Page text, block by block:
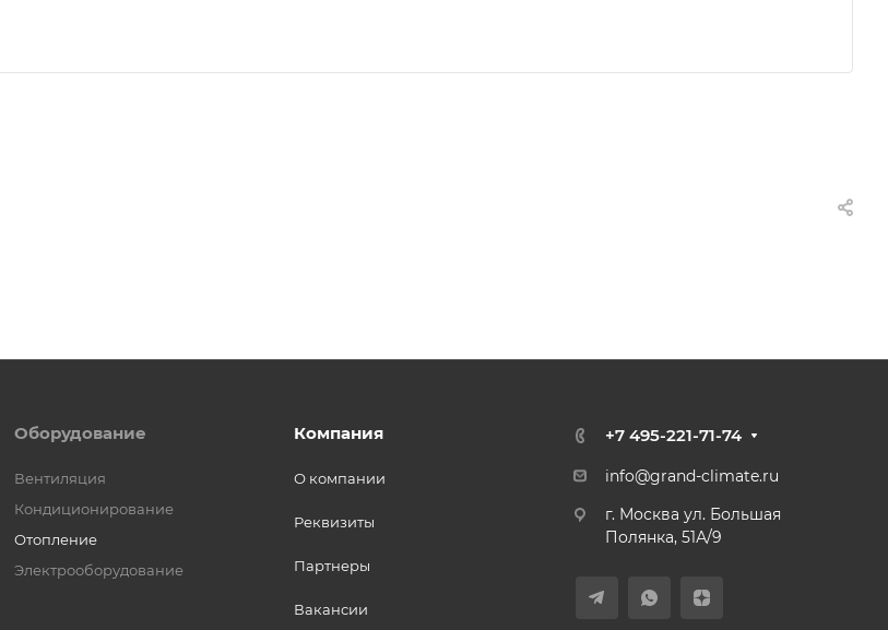
Оборудование
Вентиляция
Кондиционирование
Отопление
Электрооборудование
Компания
О компании
Реквизиты
Партнеры
Вакансии
+7 495-221-71-74
info@grand-climate.ru
г. Москва ул. Большая
Полянка, 51А/9